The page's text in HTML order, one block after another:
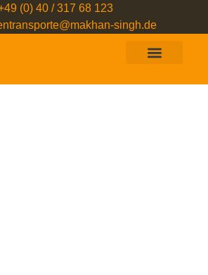
(0) 40 / 317 68 123
singh.de